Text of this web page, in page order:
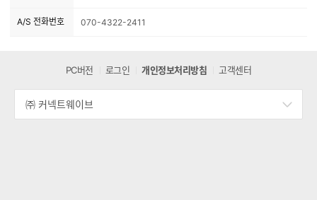
A/S 전화번호 070-4322-2411
PC버전 로그인 개인정보처리방침 고객센터
㈜ 커넥트웨이브
세